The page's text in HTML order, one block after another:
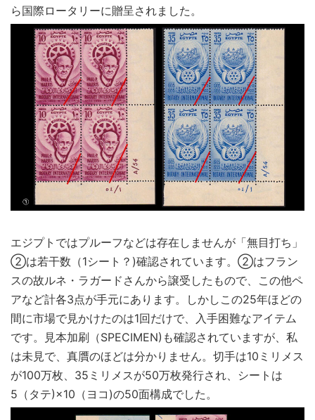
ら国際ロータリーに贈呈されました。
エジプトではプルーフなどは存在しませんが「無目打ち」
②は若干数（1シート？)確認されています。②はフラン
スの故ルネ・ラガードさんから譲受したもので、この他ペ
アなど計各3点が手元にあります。しかしこの25年ほどの
間に市場で見かけたのは1回だけで、入手困難なアイテム
です。見本加刷（SPECIMEN)も確認されていますが、私
は未見で、真贋のほどは分かりません。切手は10ミリメス
が100万枚、35ミリメスが50万枚発行され、シートは
5（タテ)×10（ヨコ)の50面構成でした。